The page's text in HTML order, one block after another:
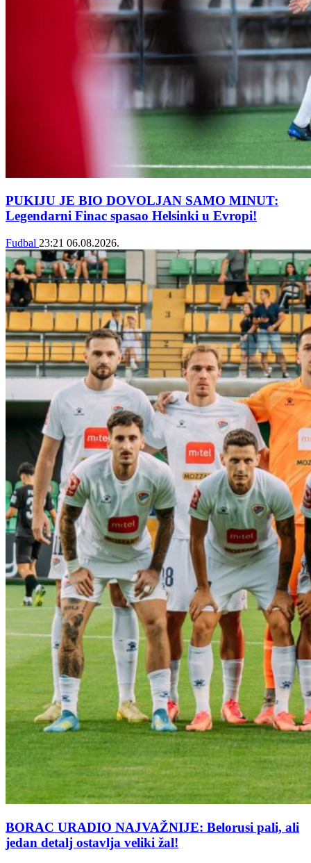
PUKIJU JE BIO DOVOLJAN SAMO MINUT:
Legendarni Finac spasao Helsinki u Evropi!
Fudbal 23:21 06.08.2026.
BORAC URADIO NAJVAŽNIJE: Belorusi pali, ali
jedan detalj ostavlja veliki žal!